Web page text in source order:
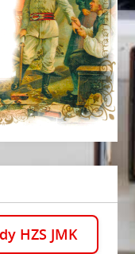
HZS JMK